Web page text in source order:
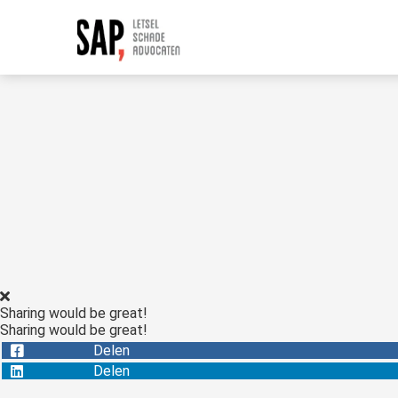
Sharing would be great!
Sharing would be great!
Delen
Delen